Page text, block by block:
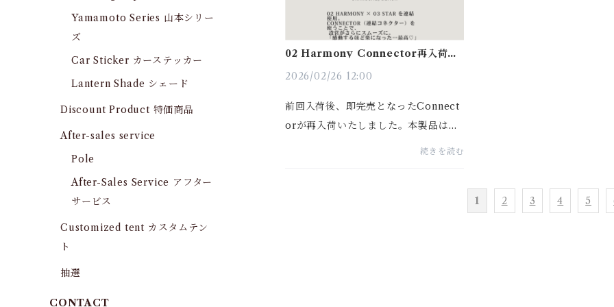
02 Harmony Connector再入荷の
2026/02/26 12:00
前回入荷後、即完売となったConnect
orが再入荷いたしました。本製品は当
初、「02 Harmony × 02 Harmony
続きを読む
1 2 3 4 5
Yamamoto Series 山本シリー
ズ
Car Sticker カーステッカー
Lantern Shade シェード
Discount Product 特価商品
After-sales service
Pole
After-Sales Service アフター
サービス
Customized tent カスタムテン
ト
抽選
CONTACT